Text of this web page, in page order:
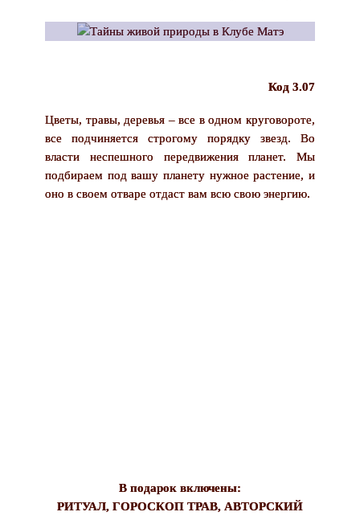
Код 3.07
Цветы, травы, деревья – все в одном круговороте,
все подчиняется строгому порядку звезд. Во
власти неспешного передвижения планет. Мы
подбираем под вашу планету нужное растение, и
оно в своем отваре отдаст вам всю свою энергию.
В подарок включены:
РИТУАЛ, ГОРОСКОП ТРАВ, АВТОРСКИЙ